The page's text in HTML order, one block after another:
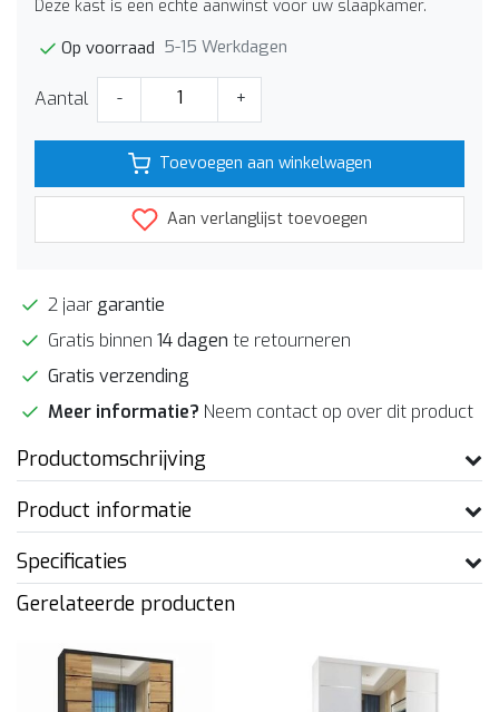
Deze kast is een echte aanwinst voor uw slaapkamer.
Op voorraad 5-15 Werkdagen
Aantal - +
Toevoegen aan winkelwagen
Aan verlanglijst toevoegen
2 jaar garantie
Gratis binnen 14 dagen te retourneren
Gratis verzending
Meer informatie? Neem contact op over dit product
Productomschrijving
Product informatie
Specificaties
Gerelateerde producten